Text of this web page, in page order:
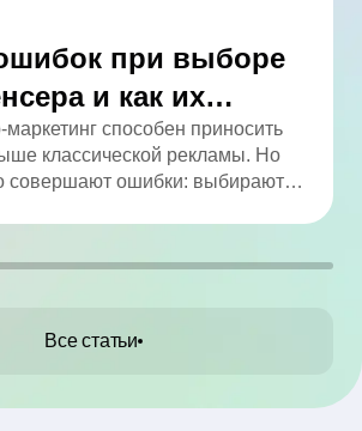
при выборе
и как их
способен приносить
классической рекламы. Но
совершают ошибки: выбирают
договора. В статье мы собрали
Все статьи